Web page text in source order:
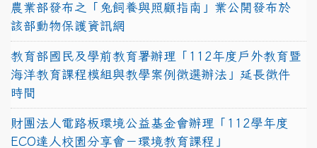
農業部發布之「兔飼養與照顧指南」業公開發布於
該部動物保護資訊網
教育部國民及學前教育署辦理「112年度戶外教育暨
海洋教育課程模組與教學案例徵選辦法」延長徵件
時間
財團法人電路板環境公益基金會辦理「112學年度
ECO達人校園分享會－環境教育課程」